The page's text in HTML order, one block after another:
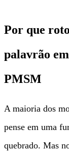
Por que
palavrão
PMSM
A maioria dos
pense em uma
quebrado. Mas